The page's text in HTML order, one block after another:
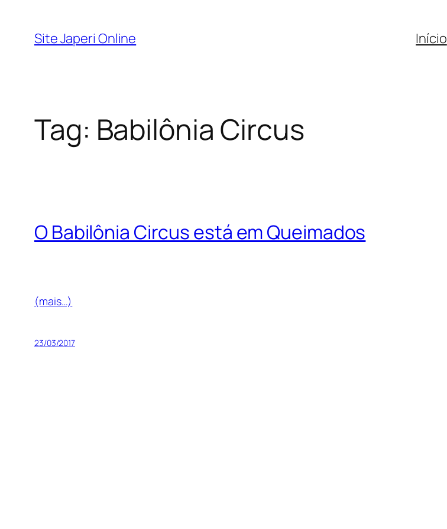
Site Japeri Online Início
Tag: Babilônia Circus
O Babilônia Circus está em Queimados
(mais…)
23/03/2017